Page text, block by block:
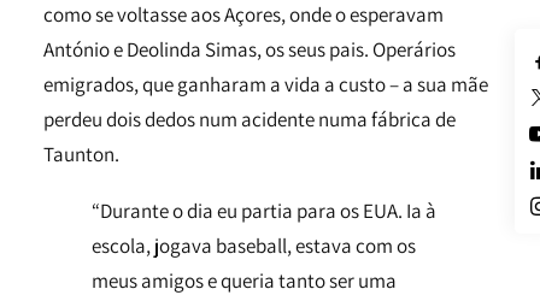
como se voltasse aos Açores, onde o esperavam
António e Deolinda Simas, os seus pais. Operários
emigrados, que ganharam a vida a custo – a sua mãe
perdeu dois dedos num acidente numa fábrica de
Taunton.
“Durante o dia eu partia para os EUA. Ia à
escola, jogava baseball, estava com os
meus amigos e queria tanto ser uma